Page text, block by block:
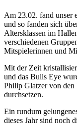
Am 23.02. fand unser
und so fanden sich
Altersklassen im
verschiedenen
Mitspielerinnen und
Mit der Zeit
und das Bulls Eye
Philip Glatzer von den
durchsetzen.
Ein rundum
dieses Jahr sind noch